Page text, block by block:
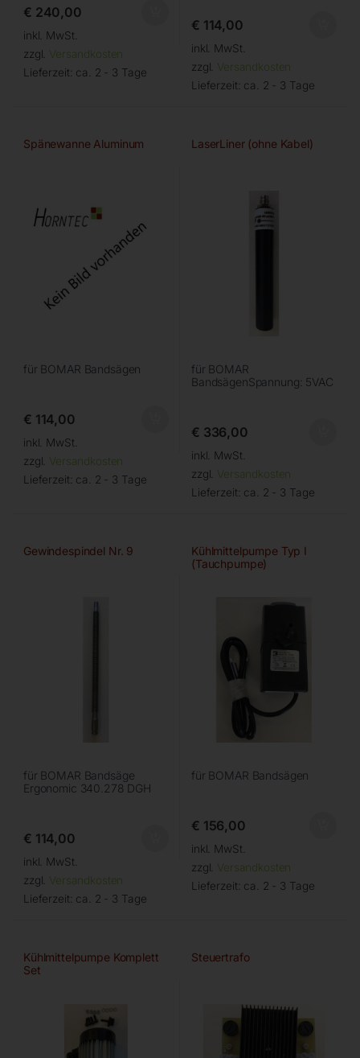
€ 240,00
inkl. MwSt.
zzgl. Versandkosten
Lieferzeit: ca. 2 - 3 Tage
€ 114,00
inkl. MwSt.
zzgl. Versandkosten
Lieferzeit: ca. 2 - 3 Tage
Spänewanne Aluminum
für BOMAR Bandsägen
€ 114,00
inkl. MwSt.
zzgl. Versandkosten
Lieferzeit: ca. 2 - 3 Tage
LaserLiner (ohne Kabel)
für BOMAR
BandsägenSpannung: 5VAC
€ 336,00
inkl. MwSt.
zzgl. Versandkosten
Lieferzeit: ca. 2 - 3 Tage
Gewindespindel Nr. 9
für BOMAR Bandsäge
Ergonomic 340.278 DGH
€ 114,00
inkl. MwSt.
zzgl. Versandkosten
Lieferzeit: ca. 2 - 3 Tage
Kühlmittelpumpe Typ I
(Tauchpumpe)
für BOMAR Bandsägen
€ 156,00
inkl. MwSt.
zzgl. Versandkosten
Lieferzeit: ca. 2 - 3 Tage
Kühlmittelpumpe Komplett
Set
Steuertrafo